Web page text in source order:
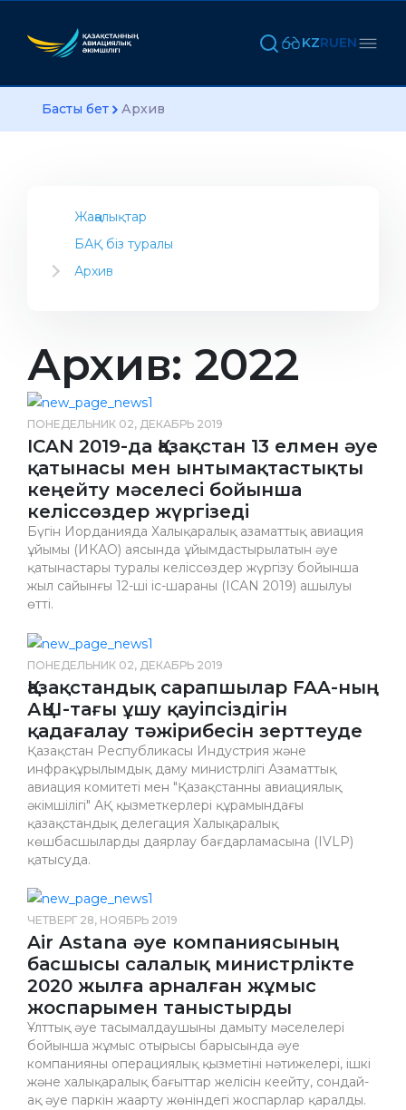
KZRUEN
Басты бет Архив
Жаңалықтар
БАҚ біз туралы
Архив
2020
2019
Архив: 2022
ПОНЕДЕЛЬНИК 02, ДЕКАБРЬ 2019
ICAN 2019-да Қазақстан 13 елмен әуе
қатынасы мен ынтымақтастықты
кеңейту мәселесі бойынша
келіссөздер жүргізеді
Бүгін Иорданияда Халықаралық азаматтық авиация
ұйымы (ИКАО) аясында ұйымдастырылатын әуе
қатынастары туралы келіссөздер жүргізу бойынша
жыл сайынғы 12-ші іс-шараның (ICAN 2019) ашылуы
өтті.
ПОНЕДЕЛЬНИК 02, ДЕКАБРЬ 2019
Қазақстандық сарапшылар FAA-ның
АҚШ-тағы ұшу қауіпсіздігін
қадағалау тәжірибесін зерттеуде
Қазақстан Республикасы Индустрия және
инфрақұрылымдық даму министрлігі Азаматтық
авиация комитеті мен "Қазақстанның авиациялық
әкімшілігі" АҚ қызметкерлері құрамындағы
қазақстандық делегация Халықаралық
көшбасшыларды даярлау бағдарламасына (IVLP)
қатысуда.
ЧЕТВЕРГ 28, НОЯБРЬ 2019
Air Astana әуе компаниясының
басшысы салалық министрлікте
2020 жылға арналған жұмыс
жоспарымен таныстырды
Ұлттық әуе тасымалдаушыны дамыту мәселелері
бойынша жұмыс отырысы барысында әуе
компанияның операциялық қызметінің нәтижелері, ішкі
және халықаралық бағыттар желісін кеңейту, сондай-
ақ әуе паркін жаңарту жөніндегі жоспарлар қаралды.